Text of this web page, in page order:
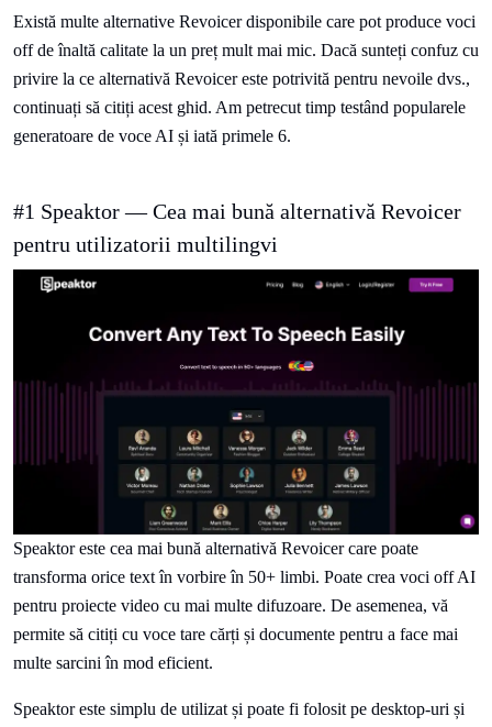
Există multe alternative Revoicer disponibile care pot produce voci
off de înaltă calitate la un preț mult mai mic. Dacă sunteți confuz cu
privire la ce alternativă Revoicer este potrivită pentru nevoile dvs.,
continuați să citiți acest ghid. Am petrecut timp testând popularele
generatoare de voce AI și iată primele 6.
#1 Speaktor — Cea mai bună alternativă Revoicer
pentru utilizatorii multilingvi
Speaktor este cea mai bună alternativă Revoicer care poate
transforma orice text în vorbire în 50+ limbi. Poate crea voci off AI
pentru proiecte video cu mai multe difuzoare. De asemenea, vă
permite să citiți cu voce tare cărți și documente pentru a face mai
multe sarcini în mod eficient.
Speaktor este simplu de utilizat și poate fi folosit pe desktop-uri și